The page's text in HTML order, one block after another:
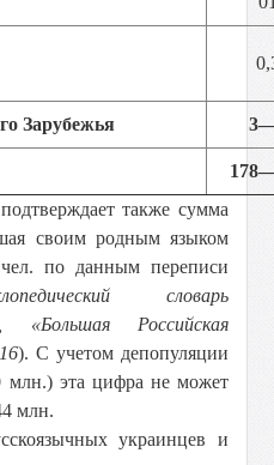
Зарубежья
также сумма
своим родным языком
по данным переписи
словарь
«Большая Российская
). С учетом депопуляции
млн.) эта цифра не может
млн.
украинцев и